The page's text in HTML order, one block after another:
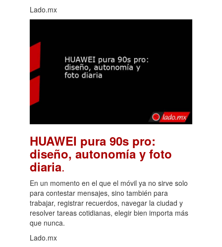
Lado.mx
HUAWEI pura 90s pro:
diseño, autonomía y foto
diaria.
En un momento en el que el móvil ya no sirve solo
para contestar mensajes, sino también para
trabajar, registrar recuerdos, navegar la ciudad y
resolver tareas cotidianas, elegir bien importa más
que nunca.
Lado.mx